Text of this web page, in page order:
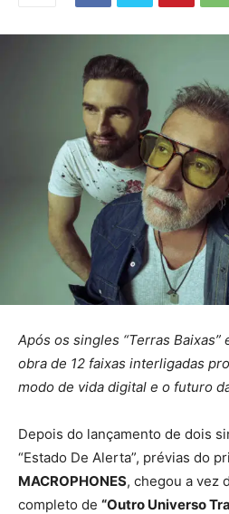
Após os singles “Terras Baixas”
obra de 12 faixas interligadas
modo de vida digital e o futuro
Depois do lançamento de dois
“Estado De Alerta”, prévias do
MACROPHONES, chegou a vez
completo de “Outro Universo